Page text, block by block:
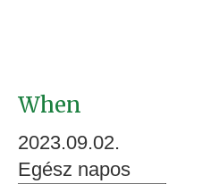
When
2023.09.02.
Egész napos